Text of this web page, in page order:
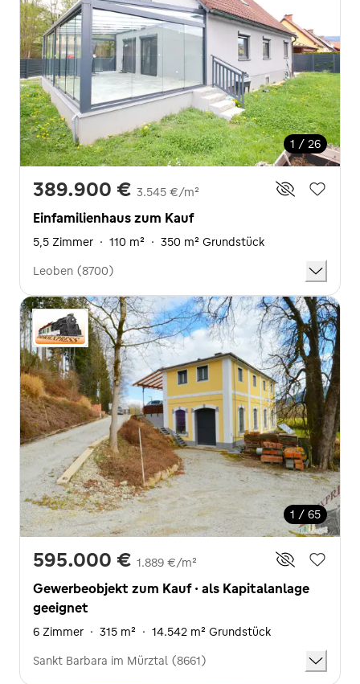
1 / 26
389.900 € 3.545 €/m²
Einfamilienhaus zum Kauf
5,5 Zimmer · 110 m² · 350 m² Grundstück
Leoben (8700)
1 / 65
595.000 € 1.889 €/m²
Gewerbeobjekt zum Kauf · als Kapitalanlage
geeignet
6 Zimmer · 315 m² · 14.542 m² Grundstück
Sankt Barbara im Mürztal (8661)